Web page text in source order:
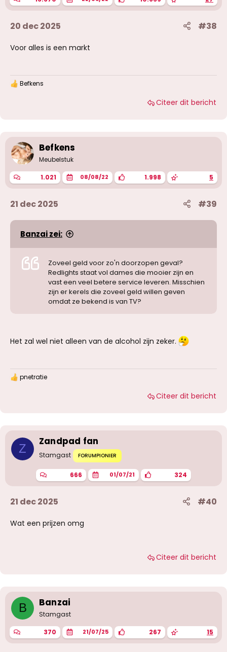
20 dec 2025 #38
Voor alles is een markt
W
n
g
n
:
Befkens
Citeer dit bericht
Befkens
Meubelstuk
1.021 08/08/22 1.998 5
21 dec 2025 #39
Banzai zei:
Zoveel geld voor zo'n doorzopen geval?
Redlights staat vol dames die mooier zijn en
vast een veel betere service leveren. Misschien
zijn er kerels die zoveel geld willen geven
omdat ze bekend is van TV?
Het zal wel niet alleen van de alcohol zijn zeker.
W
n
g
pnetratie
Citeer dit bericht
Z
Zandpad fan
Stamgast FORUMPIONIER
666 01/07/21 324
21 dec 2025 #40
Wat een prijzen omg
Citeer dit bericht
B Banzai
Stamgast
370 21/07/25 267 15